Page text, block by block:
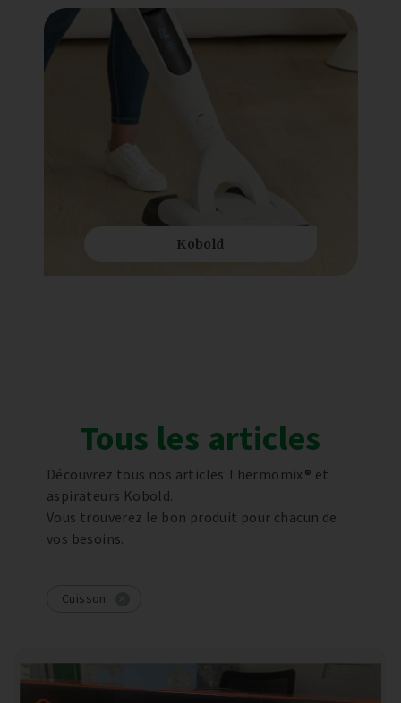
Kobold
Tous les articles
Découvrez tous nos articles Thermomix® et
aspirateurs Kobold.
Vous trouverez le bon produit pour chacun de
vos besoins.
Cuisson